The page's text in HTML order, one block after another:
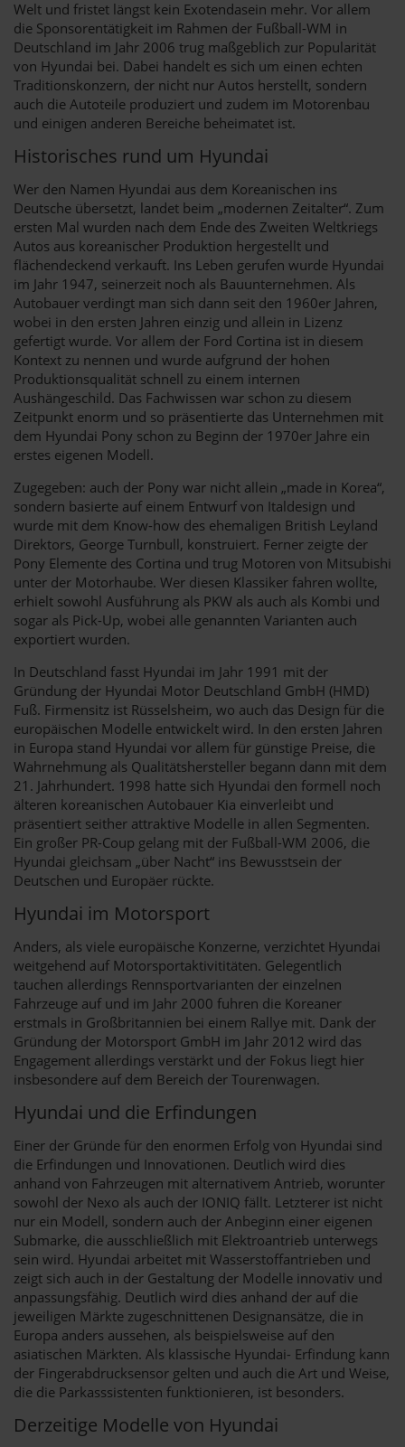
Welt und fristet längst kein Exotendasein mehr. Vor allem
die Sponsorentätigkeit im Rahmen der Fußball-WM in
Deutschland im Jahr 2006 trug maßgeblich zur Popularität
von Hyundai bei. Dabei handelt es sich um einen echten
Traditionskonzern, der nicht nur Autos herstellt, sondern
auch die Autoteile produziert und zudem im Motorenbau
und einigen anderen Bereiche beheimatet ist.
Historisches rund um Hyundai
Wer den Namen Hyundai aus dem Koreanischen ins
Deutsche übersetzt, landet beim „modernen Zeitalter“. Zum
ersten Mal wurden nach dem Ende des Zweiten Weltkriegs
Autos aus koreanischer Produktion hergestellt und
flächendeckend verkauft. Ins Leben gerufen wurde Hyundai
im Jahr 1947, seinerzeit noch als Bauunternehmen. Als
Autobauer verdingt man sich dann seit den 1960er Jahren,
wobei in den ersten Jahren einzig und allein in Lizenz
gefertigt wurde. Vor allem der Ford Cortina ist in diesem
Kontext zu nennen und wurde aufgrund der hohen
Produktionsqualität schnell zu einem internen
Aushängeschild. Das Fachwissen war schon zu diesem
Zeitpunkt enorm und so präsentierte das Unternehmen mit
dem Hyundai Pony schon zu Beginn der 1970er Jahre ein
erstes eigenen Modell.
Zugegeben: auch der Pony war nicht allein „made in Korea“,
sondern basierte auf einem Entwurf von Italdesign und
wurde mit dem Know-how des ehemaligen British Leyland
Direktors, George Turnbull, konstruiert. Ferner zeigte der
Pony Elemente des Cortina und trug Motoren von Mitsubishi
unter der Motorhaube. Wer diesen Klassiker fahren wollte,
erhielt sowohl Ausführung als PKW als auch als Kombi und
sogar als Pick-Up, wobei alle genannten Varianten auch
exportiert wurden.
In Deutschland fasst Hyundai im Jahr 1991 mit der
Gründung der Hyundai Motor Deutschland GmbH (HMD)
Fuß. Firmensitz ist Rüsselsheim, wo auch das Design für die
europäischen Modelle entwickelt wird. In den ersten Jahren
in Europa stand Hyundai vor allem für günstige Preise, die
Wahrnehmung als Qualitätshersteller begann dann mit dem
21. Jahrhundert. 1998 hatte sich Hyundai den formell noch
älteren koreanischen Autobauer Kia einverleibt und
präsentiert seither attraktive Modelle in allen Segmenten.
Ein großer PR-Coup gelang mit der Fußball-WM 2006, die
Hyundai gleichsam „über Nacht“ ins Bewusstsein der
Deutschen und Europäer rückte.
Hyundai im Motorsport
Anders, als viele europäische Konzerne, verzichtet Hyundai
weitgehend auf Motorsportaktivititäten. Gelegentlich
tauchen allerdings Rennsportvarianten der einzelnen
Fahrzeuge auf und im Jahr 2000 fuhren die Koreaner
erstmals in Großbritannien bei einem Rallye mit. Dank der
Gründung der Motorsport GmbH im Jahr 2012 wird das
Engagement allerdings verstärkt und der Fokus liegt hier
insbesondere auf dem Bereich der Tourenwagen.
Hyundai und die Erfindungen
Einer der Gründe für den enormen Erfolg von Hyundai sind
die Erfindungen und Innovationen. Deutlich wird dies
anhand von Fahrzeugen mit alternativem Antrieb, worunter
sowohl der Nexo als auch der IONIQ fällt. Letzterer ist nicht
nur ein Modell, sondern auch der Anbeginn einer eigenen
Submarke, die ausschließlich mit Elektroantrieb unterwegs
sein wird. Hyundai arbeitet mit Wasserstoffantrieben und
zeigt sich auch in der Gestaltung der Modelle innovativ und
anpassungsfähig. Deutlich wird dies anhand der auf die
jeweiligen Märkte zugeschnittenen Designansätze, die in
Europa anders aussehen, als beispielsweise auf den
asiatischen Märkten. Als klassische Hyundai- Erfindung kann
der Fingerabdrucksensor gelten und auch die Art und Weise,
die die Parkasssistenten funktionieren, ist besonders.
Derzeitige Modelle von Hyundai